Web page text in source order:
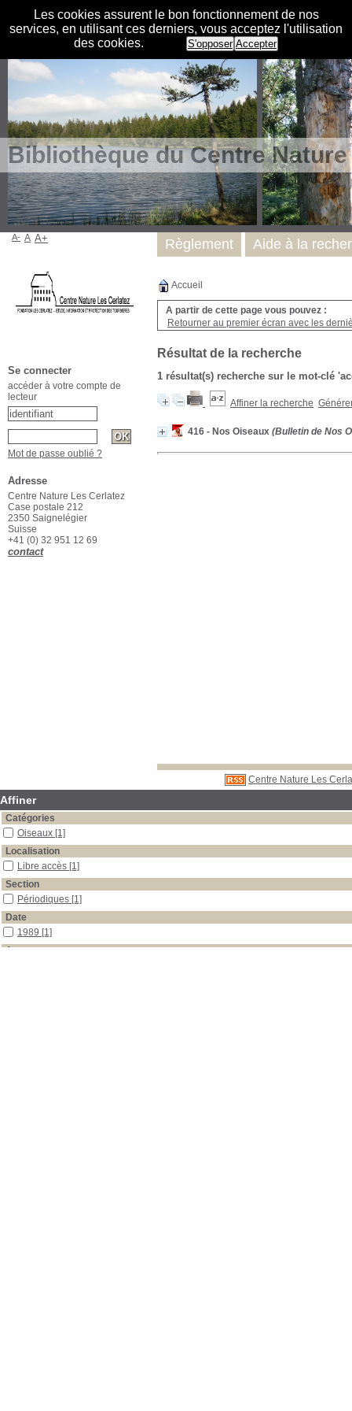
Les cookies assurent le bon fonctionnement de nos
services, en utilisant ces derniers, vous acceptez l'utilisation
des cookies.
S'opposer Accepter
Bibliothèque du Centre
Accueil
A partir de cette page vous pouvez :
Retourner au premier écran avec les
Résultat de la recherche
1 résultat(s) recherche sur le mot-clé
Affiner la recherche
416 - Nos Oiseaux (Bulletin de Nos
Centre Nature Les
Règlement Aide à la
A- A A+
Se connecter
accéder à votre compte de
lecteur
Mot de passe oublié ?
Adresse
Centre Nature Les Cerlatez
Case postale 212
2350 Saignelégier
Suisse
+41 (0) 32 951 12 69
contact
Affiner
Catégories
Oiseaux [1]
Localisation
Libre accès [1]
Section
Périodiques [1]
Date
1989 [1]
Auteur